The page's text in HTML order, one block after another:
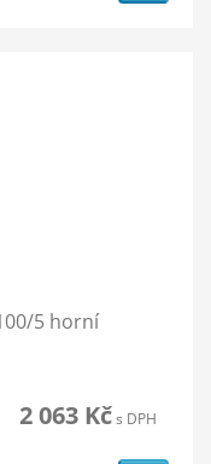
5 horní
2 063 Kčs DPH